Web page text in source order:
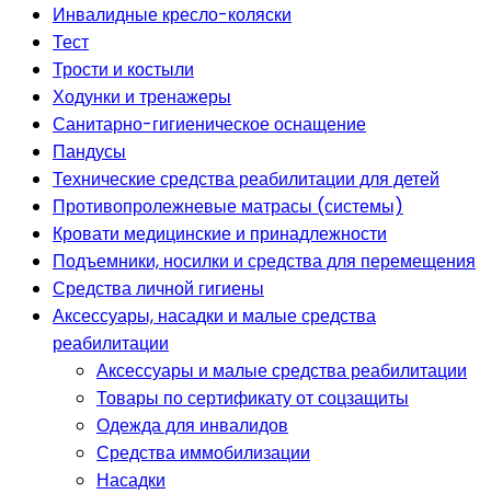
Инвалидные кресло-коляски
Тест
Трости и костыли
Ходунки и тренажеры
Санитарно-гигиеническое оснащение
Пандусы
Технические средства реабилитации для детей
Противопролежневые матрасы (системы)
Кровати медицинские и принадлежности
Подъемники, носилки и средства для перемещения
Средства личной гигиены
Аксессуары, насадки и малые средства
реабилитации
Аксессуары и малые средства реабилитации
Товары по сертификату от соцзащиты
Одежда для инвалидов
Средства иммобилизации
Насадки